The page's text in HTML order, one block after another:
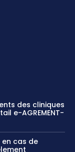
des cliniques
e-AGREMENT-
en cas de